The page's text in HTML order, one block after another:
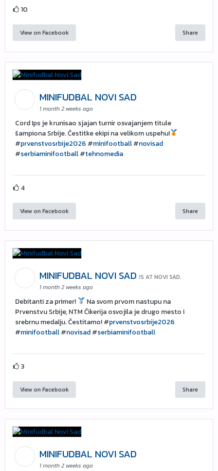
10
View on Facebook Share
MINIFUDBAL NOVI SAD
1 month 2 weeks ago
Cord Ips je krunisao sjajan turnir osvajanjem titule
šampiona Srbije. Čestitke ekipi na velikom uspehu!
#prvenstvosrbije2026 #minifootball#novisad
#serbiaminifootball#tehnomedia
4
View on Facebook Share
MINIFUDBAL NOVI SAD IS AT NOVI SAD.
1 month 2 weeks ago
Debitanti za primer!
Na svom prvom nastupu na
Prvenstvu Srbije, NTM Čikerija osvojila je drugo mesto i
srebrnu medalju. Čestitamo! #prvenstvosrbije2026
#minifootball#novisad#serbiaminifootball
3
View on Facebook Share
MINIFUDBAL NOVI SAD
1 month 2 weeks ago